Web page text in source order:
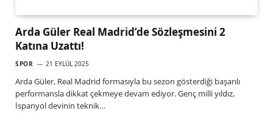
Arda Güler Real Madrid’de Sözleşmesini 2
Katına Uzattı!
SPOR 21 EYLÜL 2025
Arda Güler, Real Madrid formasıyla bu sezon gösterdiği başarılı
performansla dikkat çekmeye devam ediyor. Genç milli yıldız,
İspanyol devinin teknik…